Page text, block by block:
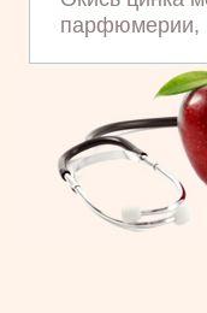
парфюмерии,